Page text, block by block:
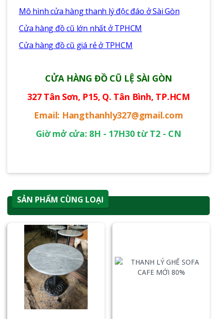
Mô hình cửa hàng thanh lý độc đáo ở Sài Gòn
Cửa hàng đồ cũ lớn nhất ở TPHCM
Cửa hàng đồ cũ giá rẻ ở TPHCM
CỬA HÀNG ĐỒ CŨ LỆ SÀI GÒN
327 Tân Sơn, P15, Q. Tân Bình, TP.HCM
Email: Hangthanhly327@gmail.com
Giờ mở cửa: 8H - 17H30 từ T2 - CN
SẢN PHẨM CÙNG LOẠI